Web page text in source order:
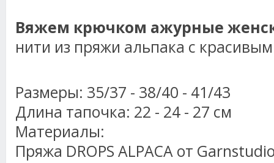
Вяжем крючком ажурные
нити из пряжи альпака с
Размеры: 35/37 - 38/40 - 41/43
Длина тапочка: 22 - 24 - 27 см
Материалы:
Пряжа DROPS ALPACA от